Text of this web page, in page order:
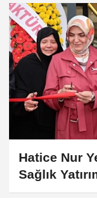
Hatice Nur
Sağlık